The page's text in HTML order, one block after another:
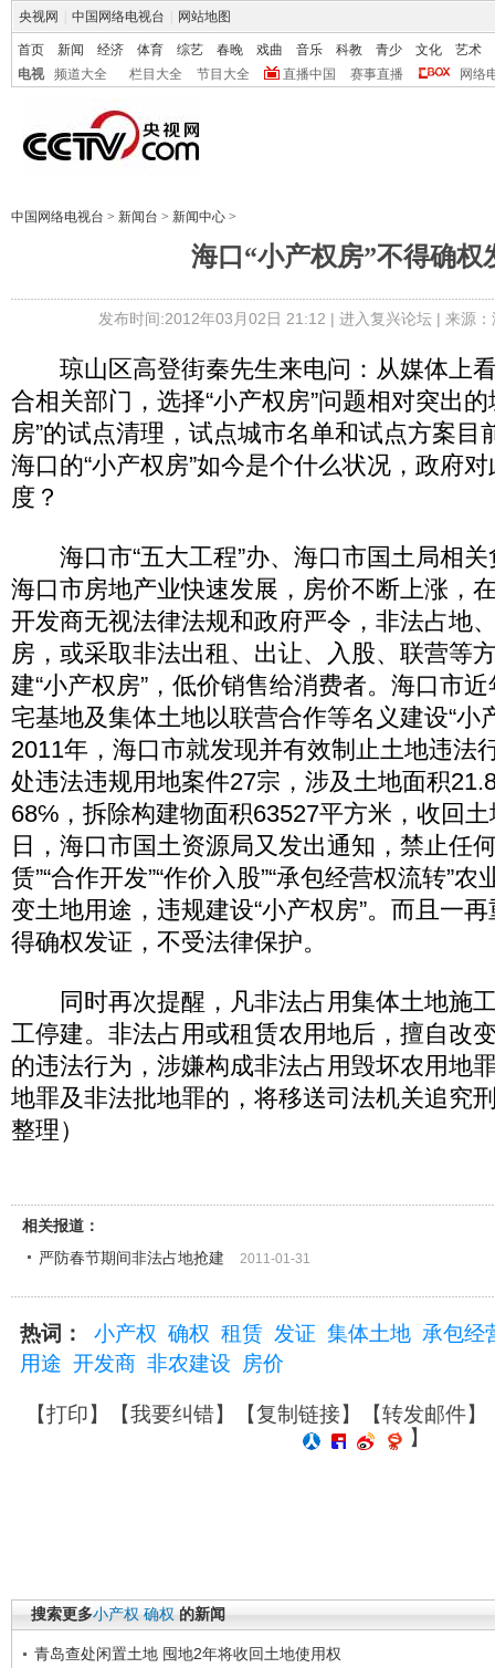
央视网 中国网络电视台 网站地图
首页 新闻 经济 体育 综艺 春晚 戏曲 音乐 科教 青少 文化
艺术
电视
频道大全 栏目大全 节目大全 直播中国 赛事直播 网络
中国网络电视台 > 新闻台 > 新闻中心 >
海口“小产权房”不得确权
发布时间:2012年03月02日 21:12 | 进入复兴论坛| 来源
琼山区高登街秦先生来电问：从媒体上
合相关部门，选择“小产权房”问题相对突出
房”的试点清理，试点城市名单和试点方案目
海口的“小产权房”如今是个什么状况，政府
度？
海口市“五大工程”办、海口市国土局相关
海口市房地产业快速发展，房价不断上涨，
开发商无视法律法规和政府严令，非法占地
房，或采取非法出租、出让、入股、联营等
建“小产权房”，低价销售给消费者。海口市
宅基地及集体土地以联营合作等名义建设“小
2011年，海口市就发现并有效制止土地违法
处违法违规用地案件27宗，涉及土地面积
68℅，拆除构建物面积63527平方米，收回
日，海口市国土资源局又发出通知，禁止任
赁”“合作开发”“作价入股”“承包经营权流转”
变土地用途，违规建设“小产权房”。而且一再
得确权发证，不受法律保护。
同时再次提醒，凡非法占用集体土地施
工停建。非法占用或租赁农用地后，擅自改
的违法行为，涉嫌构成非法占用毁坏农用地
地罪及非法批地罪的，将移送司法机关追究
整理）
相关报道：
严防春节期间非法占地抢建
2011-01-31
热词： 小产权 确权 租赁 发证 集体土地 承包经
用途 开发商 非农建设 房价
【打印】【我要纠错】【复制链接】【转发邮件】
】
搜索更多小产权 确权 的新闻
青岛查处闲置土地 囤地2年将收回土地使用权